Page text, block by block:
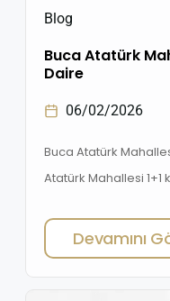
Blog
Buca Atatürk
Daire
06/02/2026
Buca Atatürk
Atatürk Mahallesi
olan daire hemen
salonu ferah bir
gün ışığını iyi alan
Devamını